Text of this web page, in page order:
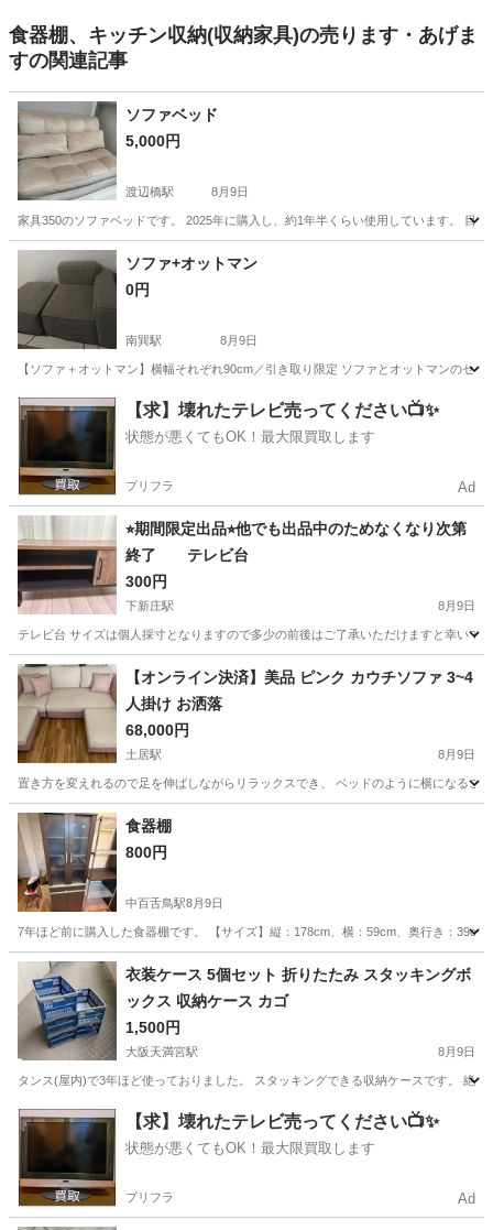
食器棚、キッチン収納(収納家具)の売ります・あげま
すの関連記事
ソファベッド
5,000円
渡辺橋駅 8月9日
家具350のソファベッドです。 2025年に購入し、約1年半くらい使用しています。 目
大阪 大阪市 ソファ
ソファ+オットマン
0円
南巽駅 8月9日
【ソファ＋オットマン】横幅それぞれ90cm／引き取り限定 ソファとオットマンのセ
大阪 大阪市 南巽駅 ソファ
【求】壊れたテレビ売ってください📺✨
状態が悪くてもOK！最大限買取します
プリフラ Ad
⭐︎期間限定出品⭐︎他でも出品中のためなくなり次第
終了 テレビ台
300円
下新庄駅 8月9日
テレビ台 サイズは個人採寸となりますので多少の前後はご了承いただけますと幸いで
大阪 大阪市 下新庄駅 収納家具
【オンライン決済】美品 ピンク カウチソファ 3~4
人掛け お洒落
68,000円
土居駅 8月9日
置き方を変えれるので足を伸ばしながらリラックスでき、 ベッドのように横になる
大阪 守口市 土居駅
食器棚
800円
中百舌鳥駅8月9日
7年ほど前に購入した食器棚です。 【サイズ】縦：178cm、横：59cm、奥行き：
大阪 堺市 中百舌鳥駅 収納家具 食器棚
衣装ケース 5個セット 折りたたみ スタッキングボ
ックス 収納ケース カゴ
1,500円
大阪天満宮駅 8月9日
タンス(屋内)で3年ほど使っておりました。 スタッキングできる収納ケースです。 絶
大阪 大阪市 大阪天満宮駅 収納家具
【求】壊れたテレビ売ってください📺✨
状態が悪くてもOK！最大限買取します
プリフラ Ad